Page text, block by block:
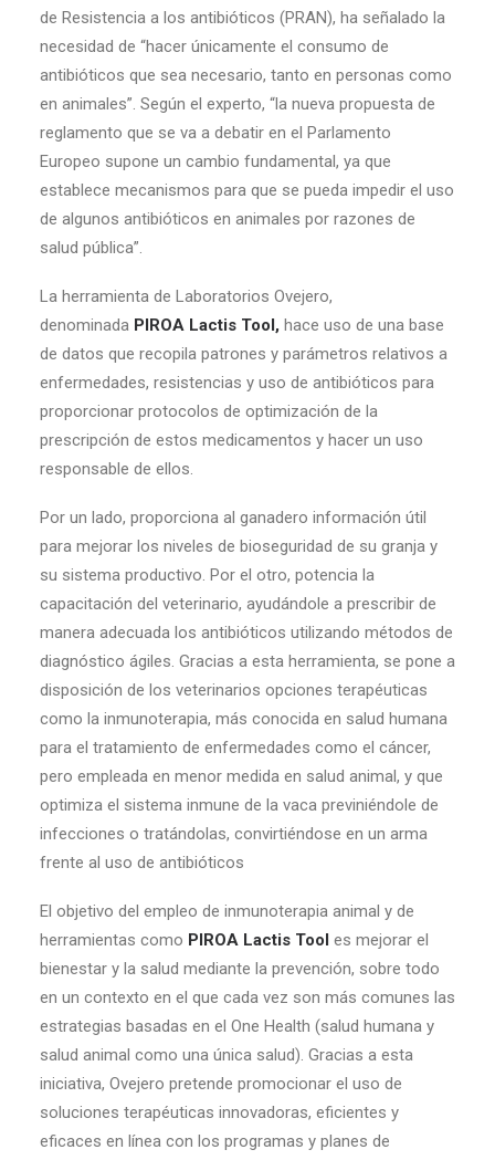
de Resistencia a los antibióticos (PRAN), ha señalado la
necesidad de “hacer únicamente el consumo de
antibióticos que sea necesario, tanto en personas como
en animales”. Según el experto, “la nueva propuesta de
reglamento que se va a debatir en el Parlamento
Europeo supone un cambio fundamental, ya que
establece mecanismos para que se pueda impedir el uso
de algunos antibióticos en animales por razones de
salud pública”.
La herramienta de Laboratorios Ovejero,
denominada PIROA Lactis Tool, hace uso de una base
de datos que recopila patrones y parámetros relativos a
enfermedades, resistencias y uso de antibióticos para
proporcionar protocolos de optimización de la
prescripción de estos medicamentos y hacer un uso
responsable de ellos.
Por un lado, proporciona al ganadero información útil
para mejorar los niveles de bioseguridad de su granja y
su sistema productivo. Por el otro, potencia la
capacitación del veterinario, ayudándole a prescribir de
manera adecuada los antibióticos utilizando métodos de
diagnóstico ágiles. Gracias a esta herramienta, se pone a
disposición de los veterinarios opciones terapéuticas
como la inmunoterapia, más conocida en salud humana
para el tratamiento de enfermedades como el cáncer,
pero empleada en menor medida en salud animal, y que
optimiza el sistema inmune de la vaca previniéndole de
infecciones o tratándolas, convirtiéndose en un arma
frente al uso de antibióticos
El objetivo del empleo de inmunoterapia animal y de
herramientas como PIROA Lactis Tool es mejorar el
bienestar y la salud mediante la prevención, sobre todo
en un contexto en el que cada vez son más comunes las
estrategias basadas en el One Health (salud humana y
salud animal como una única salud). Gracias a esta
iniciativa, Ovejero pretende promocionar el uso de
soluciones terapéuticas innovadoras, eficientes y
eficaces en línea con los programas y planes de